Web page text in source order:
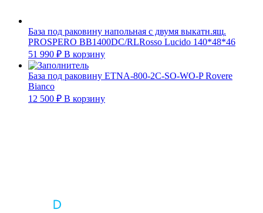
База под раковину напольная с двумя выкатн.ящ.
PROSPERO BB1400DC/RLRosso Lucido 140*48*46
51 990 ₽ В корзину
База под раковину ETNA-800-2C-SO-WO-P Rovere
Bianco
12 500 ₽ В корзину